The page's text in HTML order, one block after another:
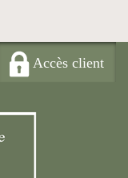
Accès client